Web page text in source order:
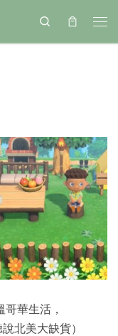
Search
華生活，
北美大缺貨）